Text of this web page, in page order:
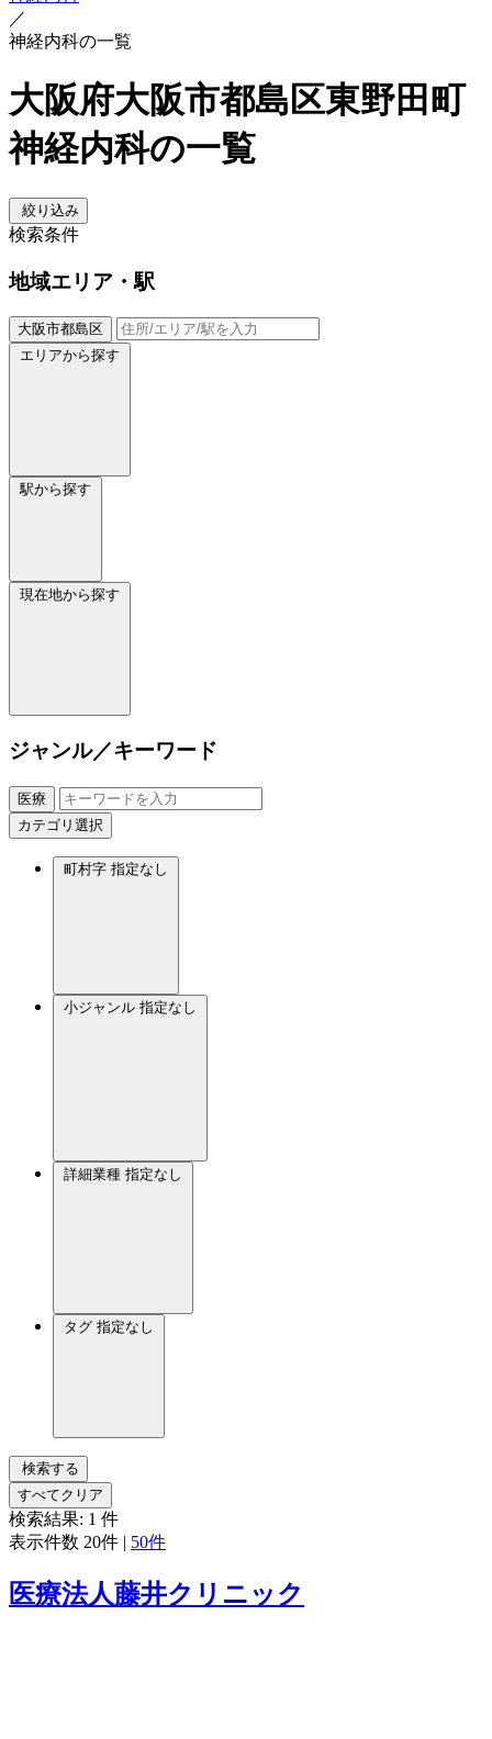
／
神経内科の一覧
大阪府大阪市都島区東野田町
神経内科の一覧
絞り込み
検索条件
地域エリア・駅
大阪市都島区
エリアから探す
駅から探す
現在地から探す
ジャンル／キーワード
医療
カテゴリ選択
町村字 指定なし
小ジャンル 指定なし
詳細業種 指定なし
タグ 指定なし
検索する
すべてクリア
検索結果: 1 件
表示件数 20件 | 50件
医療法人藤井クリニック